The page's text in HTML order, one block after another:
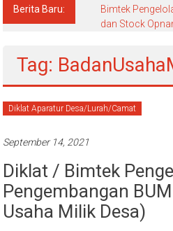
Terbaru
Dan
Berita Baru:
Bimtek
dan Stock
Tag:
Diklat Aparatur Desa/Lurah/Camat
September 14, 2021
Diklat / Bimtek
Pengembangan
Usaha Milik Desa)